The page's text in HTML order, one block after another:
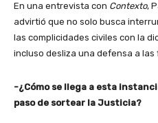
En una entrevista con Contexto,
advirtió que no solo busca
las complicidades civiles con la
incluso desliza una defensa a
-¿Cómo se llega a esta
paso de sortear la Justicia?